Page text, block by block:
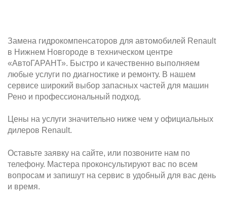
Замена гидрокомпенсаторов для автомобилей Renault
в Нижнем Новгороде в техническом центре
«АвтоГАРАНТ». Быстро и качественно выполняем
любые услуги по диагностике и ремонту. В нашем
сервисе широкий выбор запасных частей для машин
Рено и профессиональный подход.
Цены на услуги значительно ниже чем у официальных
дилеров Renault.
Оставьте заявку на сайте, или позвоните нам по
телефону. Мастера проконсультируют вас по всем
вопросам и запишут на сервис в удобный для вас день
и время.